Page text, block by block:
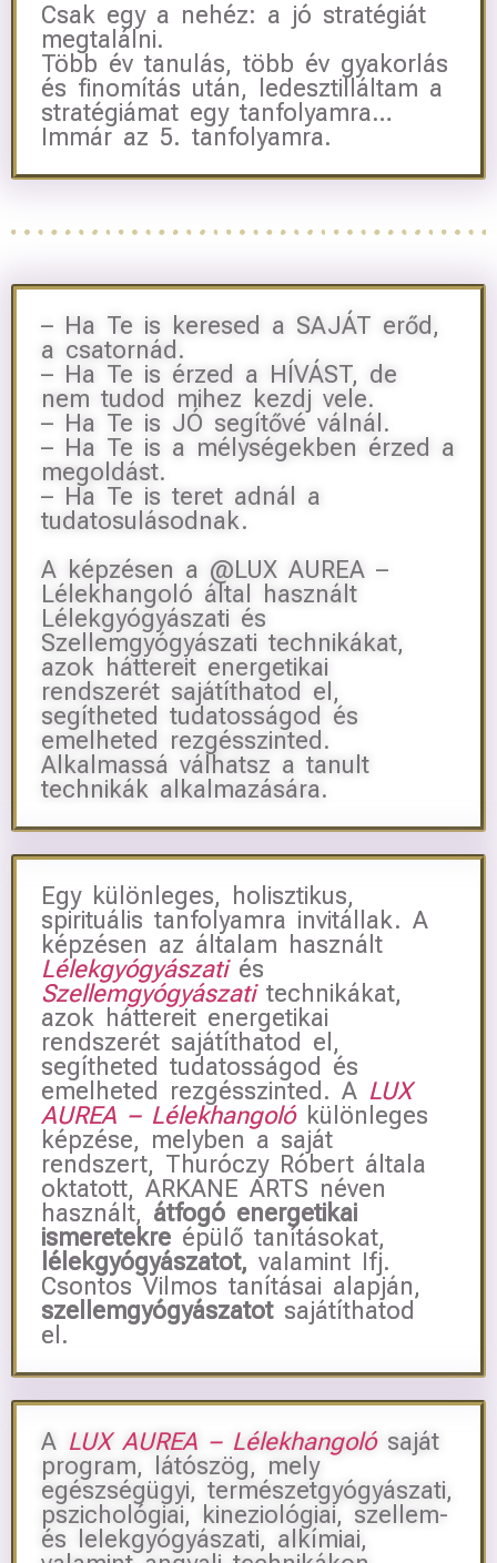
Csak egy a nehéz: a jó stratégiát
megtalálni.
Több év tanulás, több év gyakorlás
és finomítás után, ledesztilláltam a
stratégiámat egy tanfolyamra…
Immár az 5. tanfolyamra.
– Ha Te is keresed a SAJÁT erőd,
a csatornád.
– Ha Te is érzed a HÍVÁST, de
nem tudod mihez kezdj vele.
– Ha Te is JÓ segítővé válnál.
– Ha Te is a mélységekben érzed a
megoldást.
– Ha Te is teret adnál a
tudatosulásodnak.
A képzésen a @LUX AUREA –
Lélekhangoló által használt
Lélekgyógyászati és
Szellemgyógyászati technikákat,
azok háttereit energetikai
rendszerét sajátíthatod el,
segítheted tudatosságod és
emelheted rezgésszinted.
Alkalmassá válhatsz a tanult
technikák alkalmazására.
Egy különleges, holisztikus,
spirituális tanfolyamra invitállak. A
képzésen az általam használt
Lélekgyógyászatiés
Szellemgyógyászatitechnikákat,
azok háttereit energetikai
rendszerét sajátíthatod el,
segítheted tudatosságod és
emelheted rezgésszinted. A LUX
AUREA – Lélekhangolókülönleges
képzése, melyben a saját
rendszert, Thuróczy Róbert általa
oktatott, ARKANE ARTS néven
használt, átfogó energetikai
ismeretekre épülő tanításokat,
lélekgyógyászatot, valamint Ifj.
Csontos Vilmos tanításai alapján,
szellemgyógyászatotsajátíthatod
el.
A LUX AUREA – Lélekhangoló saját
program, látószög, mely
egészségügyi, természetgyógyászati,
pszichológiai, kineziológiai, szellem-
és lelekgyógyászati, alkímiai,